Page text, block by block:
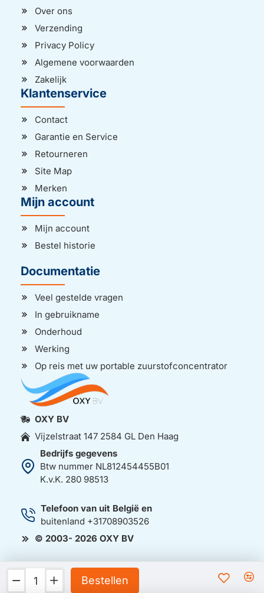
Bestellen
Over ons
Verzending
Privacy Policy
Algemene voorwaarden
Zakelijk
Klantenservice
Contact
Garantie en Service
Retourneren
Site Map
Merken
Mijn account
Mijn account
Bestel historie
Documentatie
Veel gestelde vragen
In gebruikname
Onderhoud
Werking
Op reis met uw portable zuurstofconcentrator
OXY BV
Vijzelstraat 147 2584 GL Den Haag
Bedrijfs gegevens
Btw nummer NL812454455B01
K.v.K. 280 98513
Telefoon van uit België en
buitenland +31708903526
© 2003- 2026 OXY BV